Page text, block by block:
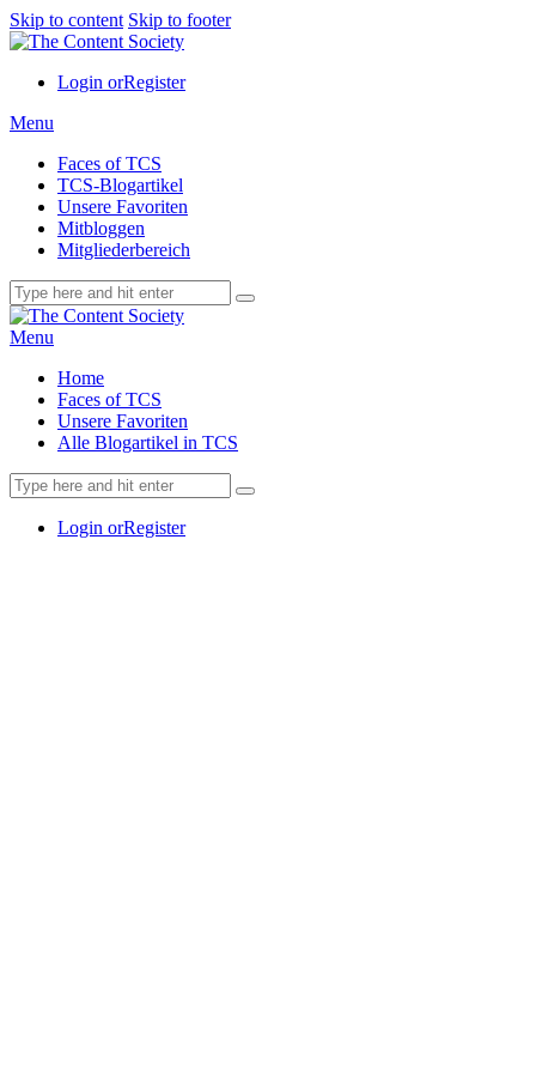
Skip to content Skip to footer
Login orRegister
Menu
Faces of TCS
TCS-Blogartikel
Unsere Favoriten
Mitbloggen
Mitgliederbereich
Menu
Home
Faces of TCS
Unsere Favoriten
Alle Blogartikel in TCS
Login orRegister